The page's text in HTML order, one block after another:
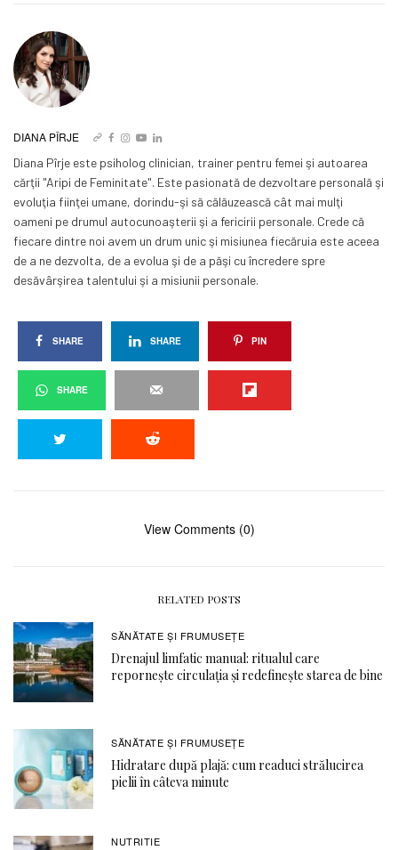
DIANA PÎRJE
Diana Pîrje este psiholog clinician, trainer pentru femei şi autoarea
cărţii "Aripi de Feminitate". Este pasionată de dezvoltare personală şi
evoluţia fiinţei umane, dorindu-şi să călăuzească cât mai mulţi
oameni pe drumul autocunoaşterii şi a fericirii personale. Crede că
fiecare dintre noi avem un drum unic şi misiunea fiecăruia este aceea
de a ne dezvolta, de a evolua şi de a păşi cu încredere spre
desăvârşirea talentului şi a misiunii personale.
SHARE SHARE PIN
SHARE
View Comments (0)
RELATED POSTS
SĂNĂTATE ŞI FRUMUSEȚE
Drenajul limfatic manual: ritualul care
repornește circulația și redefinește starea de bine
SĂNĂTATE ŞI FRUMUSEȚE
Hidratare după plajă: cum readuci strălucirea
pielii în câteva minute
NUTRITIE